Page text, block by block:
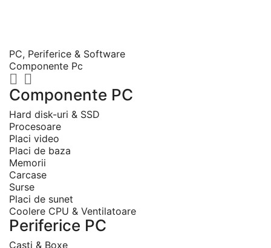
PC, Periferice & Software
Componente Pc
 
Componente PC
Hard disk-uri & SSD
Procesoare
Placi video
Placi de baza
Memorii
Carcase
Surse
Placi de sunet
Coolere CPU & Ventilatoare
Periferice PC
Casti & Boxe